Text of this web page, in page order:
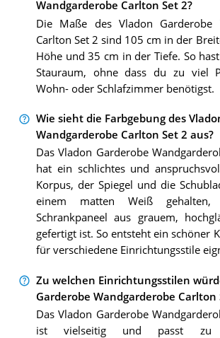
Wandgarderobe Carlton Set 2?
Die Maße des Vladon Garderobe
Carlton Set 2 sind 105 cm in der
Höhe und 35 cm in der Tiefe. So
Stauraum, ohne dass du zu viel
Wohn- oder Schlafzimmer benötigst.
Wie sieht die Farbgebung des
Wandgarderobe Carlton Set 2 aus?
Das Vladon Garderobe
hat ein schlichtes und
Korpus, der Spiegel und die
einem matten Weiß gehalten,
Schrankpaneel aus grauem,
gefertigt ist. So entsteht ein schöner
für verschiedene Einrichtungsstile
Zu welchen Einrichtungsstilen
Garderobe Wandgarderobe Carlton
Das Vladon Garderobe
ist vielseitig und passt zu